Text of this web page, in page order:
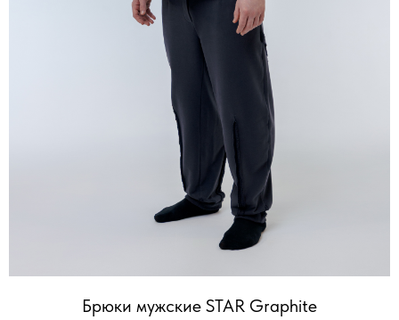
Брюки мужские STAR Graphite